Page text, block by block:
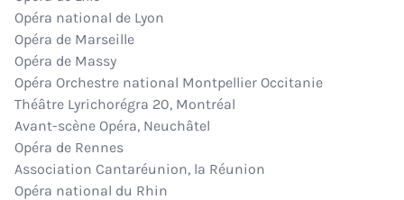
Opéra national de Lyon
Opéra de Marseille
Opéra de Massy
Opéra Orchestre national Montpellier Occitanie
Théâtre Lyrichorégra 20, Montréal
Avant-scène Opéra, Neuchâtel
Opéra de Rennes
Association Cantaréunion, la Réunion
Opéra national du Rhin